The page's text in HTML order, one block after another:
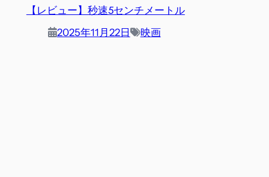
【レビュー】秒速5センチメートル
2025年11月22日 映画